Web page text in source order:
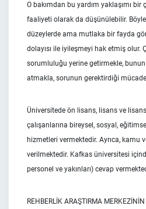
O bakımdan bu yardım yaklaşımı
faaliyeti olarak da düşünülebilir.
düzeylerde ama mutlaka bir fayda
dolayısı ile iyileşmeyi hak etmiş
sorumluluğu yerine getirmekle,
atmakla, sorunun gerektirdiği
Üniversitede ön lisans, lisans ve
çalışanlarına bireysel, sosyal,
hizmetleri vermektedir. Ayrıca,
verilmektedir. Kafkas üniversitesi
personel ve yakınları) cevap
REHBERLİK ARAŞTIRMA